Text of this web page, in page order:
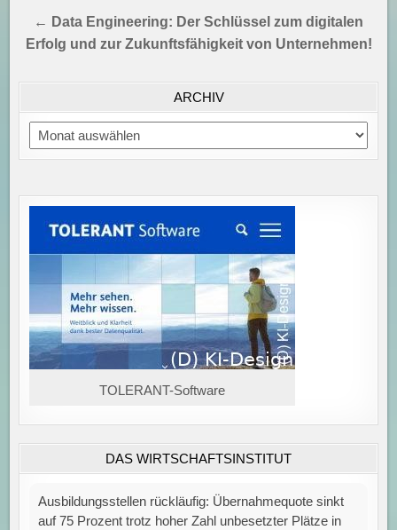
← Data Engineering: Der Schlüssel zum digitalen
Erfolg und zur Zukunftsfähigkeit von Unternehmen!
ARCHIV
Archiv
TOLERANT-Software
DAS WIRTSCHAFTSINSTITUT
Ausbildungsstellen rückläufig: Übernahmequote sinkt
auf 75 Prozent trotz hoher Zahl unbesetzter Plätze in